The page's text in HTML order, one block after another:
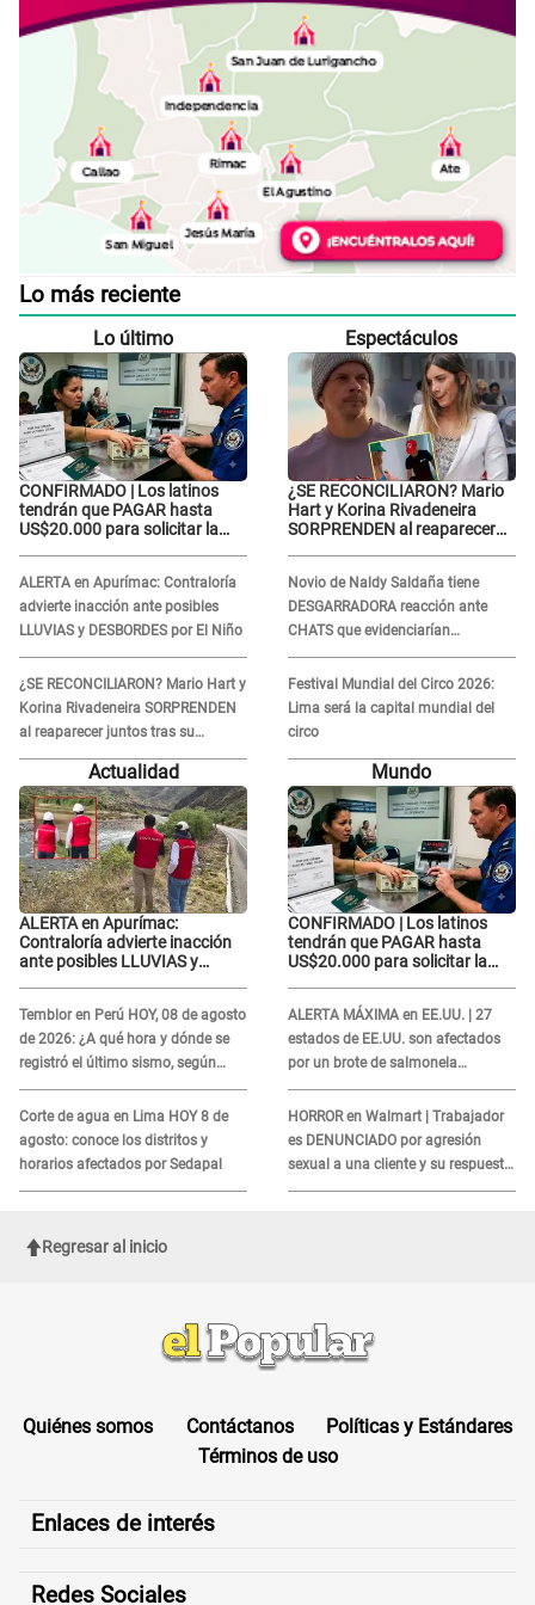
Lo más reciente
Lo último
CONFIRMADO | Los latinos
tendrán que PAGAR hasta
US$20.000 para solicitar la
ALERTA en Apurímac: Contraloría
advierte inacción ante posibles
LLUVIAS y DESBORDES por El Niño
¿SE RECONCILIARON? Mario Hart y
Korina Rivadeneira SORPRENDEN
al reaparecer juntos tras su
DOLOROSA separación: “Que
Espectáculos
¿SE RECONCILIARON? Mario
Hart y Korina Rivadeneira
SORPRENDEN al reaparecer
Novio de Naldy Saldaña tiene
DESGARRADORA reacción ante
CHATS que evidenciarían
INFIDELIDAD con animador de 'La
Bella Luz': "Se puso..."
Festival Mundial del Circo 2026:
Lima será la capital mundial del
circo
Actualidad
ALERTA en Apurímac:
Contraloría advierte inacción
ante posibles LLUVIAS y
Temblor en Perú HOY, 08 de agosto
de 2026: ¿A qué hora y dónde se
registró el último sismo, según
IGP?
Corte de agua en Lima HOY 8 de
agosto: conoce los distritos y
horarios afectados por Sedapal
Mundo
CONFIRMADO | Los latinos
tendrán que PAGAR hasta
US$20.000 para solicitar la
ALERTA MÁXIMA en EE.UU. | 27
estados de EE.UU. son afectados
por un brote de salmonela
relacionado a un producto MUY
UTILIZADO
HORROR en Walmart | Trabajador
es DENUNCIADO por agresión
sexual a una cliente y su respuesta
INDIGNÓ A TODOS
Regresar al inicio
Quiénes somos Contáctanos
Políticas y Estándares
Términos de uso
Enlaces de interés
Redes Sociales